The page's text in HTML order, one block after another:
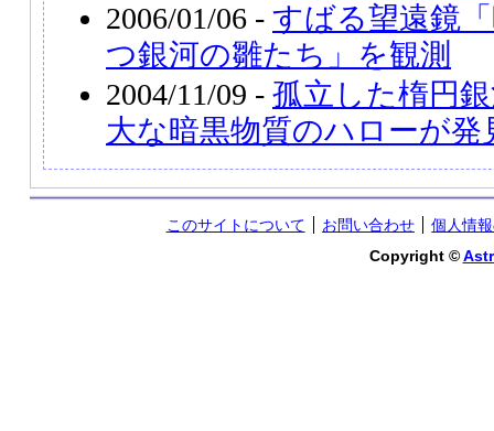
2006/01/06 - すばる望遠鏡
つ銀河の雛たち」を観測
2004/11/09 - 孤立した楕円
大な暗黒物質のハローが発
このサイトについて お問い合わせ
個人情
Copyright ©